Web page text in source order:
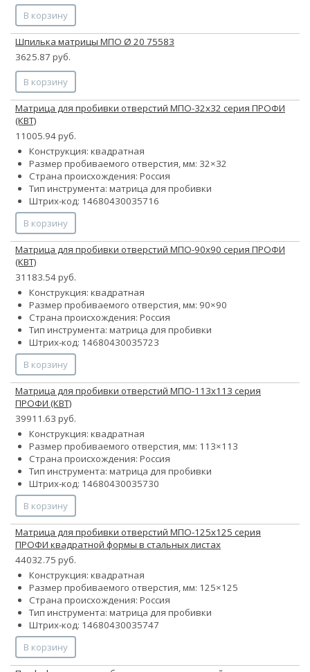
В корзину
Шпилька матрицы МПО Ø 20 75583
3625.87 руб.
В корзину
Матрица для пробивки отверстий МПО-32х32 серия ПРОФИ
(КВТ)
11005.94 руб.
Конструкция: квадратная
Размер пробиваемого отверстия, мм: 32×32
Страна происхождения: Россия
Тип инструмента: матрица для пробивки
Штрих-код: 14680430035716
В корзину
Матрица для пробивки отверстий МПО-90х90 серия ПРОФИ
(КВТ)
31183.54 руб.
Конструкция: квадратная
Размер пробиваемого отверстия, мм: 90×90
Страна происхождения: Россия
Тип инструмента: матрица для пробивки
Штрих-код: 14680430035723
В корзину
Матрица для пробивки отверстий МПО-113х113 серия
ПРОФИ (КВТ)
39911.63 руб.
Конструкция: квадратная
Размер пробиваемого отверстия, мм: 113×113
Страна происхождения: Россия
Тип инструмента: матрица для пробивки
Штрих-код: 14680430035730
В корзину
Матрица для пробивки отверстий МПО-125х125 серия
ПРОФИ квадратной формы в стальных листах
44032.75 руб.
Конструкция: квадратная
Размер пробиваемого отверстия, мм: 125×125
Страна происхождения: Россия
Тип инструмента: матрица для пробивки
Штрих-код: 14680430035747
В корзину